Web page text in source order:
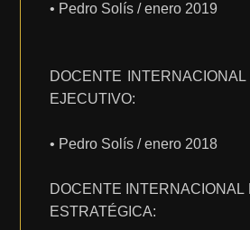
• Pedro Solís / enero 2019
DOCENTE
EJECUTIVO:
• Pedro Solís / enero 2018
DOCENTE INTERNACIONAL
ESTRATÉGICA: